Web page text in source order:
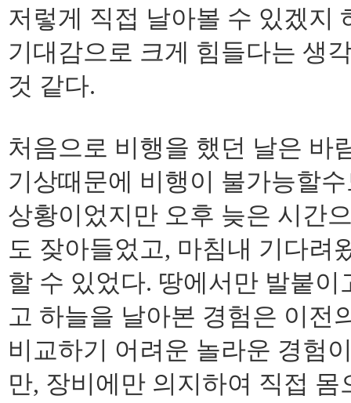
저렇게 직접 날아볼 수 있겠지
기대감으로 크게 힘들다는 생
것 같다.
처음으로 비행을 했던 날은 바
기상때문에 비행이 불가능할
상황이었지만 오후 늦은 시간
도 잦아들었고, 마침내 기다려
할 수 있었다. 땅에서만 발붙
고 하늘을 날아본 경험은 이전
비교하기 어려운 놀라운 경험
만, 장비에만 의지하여 직접 몸